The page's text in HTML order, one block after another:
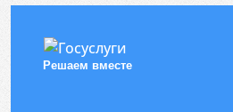
Решаем вместе